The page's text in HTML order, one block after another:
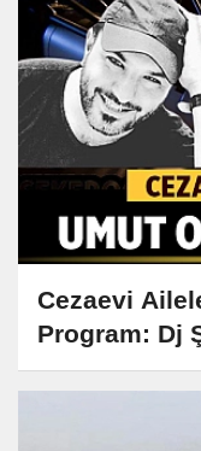
Cezaevi
Program: Dj
Yayını